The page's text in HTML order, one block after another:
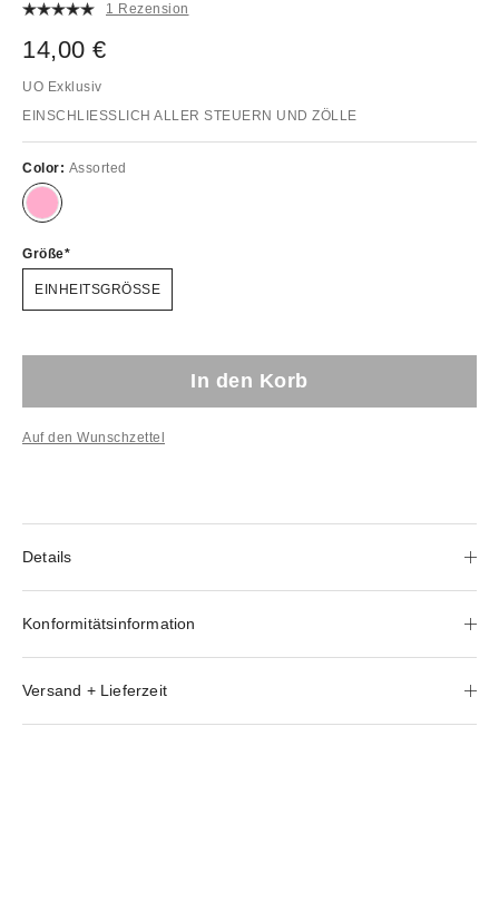
1 Rezension
14,00 €
UO Exklusiv
EINSCHLIESSLICH ALLER STEUERN UND ZÖLLE
Color: Assorted
Größe
EINHEITSGRÖSSE
In den Korb
Auf den Wunschzettel
Details
Konformitätsinformation
Versand + Lieferzeit